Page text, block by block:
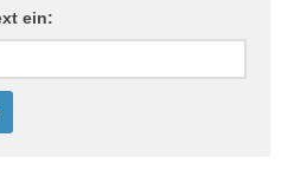
ein: